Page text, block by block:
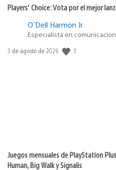
Players’ Choice: Vota por el mejor
O'Dell Harmon Jr.
Especialista en
Fecha
3 de agosto de 2026 7
Juegos mensuales de PlayStation
Human, Big Walk y Signalis